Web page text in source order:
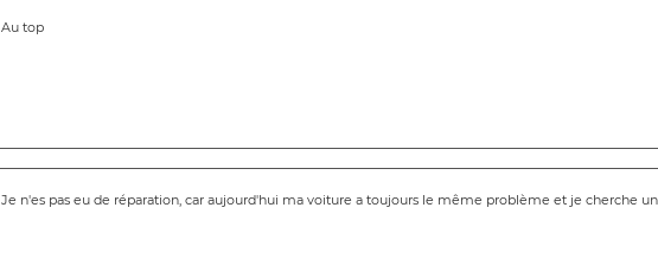
Au top
Je n'es pas eu de réparation, car aujourd'hui ma voiture a toujours le même problème et je cherche